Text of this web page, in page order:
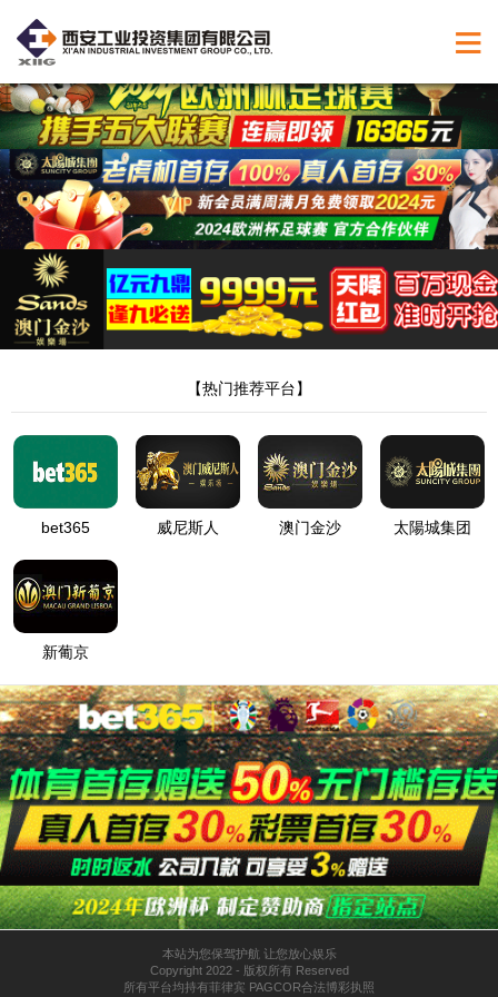
5555199金沙乐娱集团载
绿色能源 工业制造 食品生产 健康医疗
创意园区
泾阳产业基地简介
西安工业投资集团泾阳产业基地是西安工业投资集团为了贯彻落实
西安市委市政府2006年出台的《西安市工业发展和结构调整行动方
案》，有效推动国有工业企业改革，实施二环内及二环沿线工业企
业搬迁，分类入园聚集发展，优化工业结构布局，支持集团生产企
业技术改造和产业升级，特在西咸新区泾河新城崇文镇投资建立的
一个以先进制造业、电子工业为支柱产业的新型现代化工业产业园
区。西安工业投资集团泾阳产业基地占地总面积1465亩。先后建成
陕西重型机械制造有限公司、西安海红轴承有限公司、西安电器开
关有限公司、西安标准电梯有限...
2018-08-06
友情链接